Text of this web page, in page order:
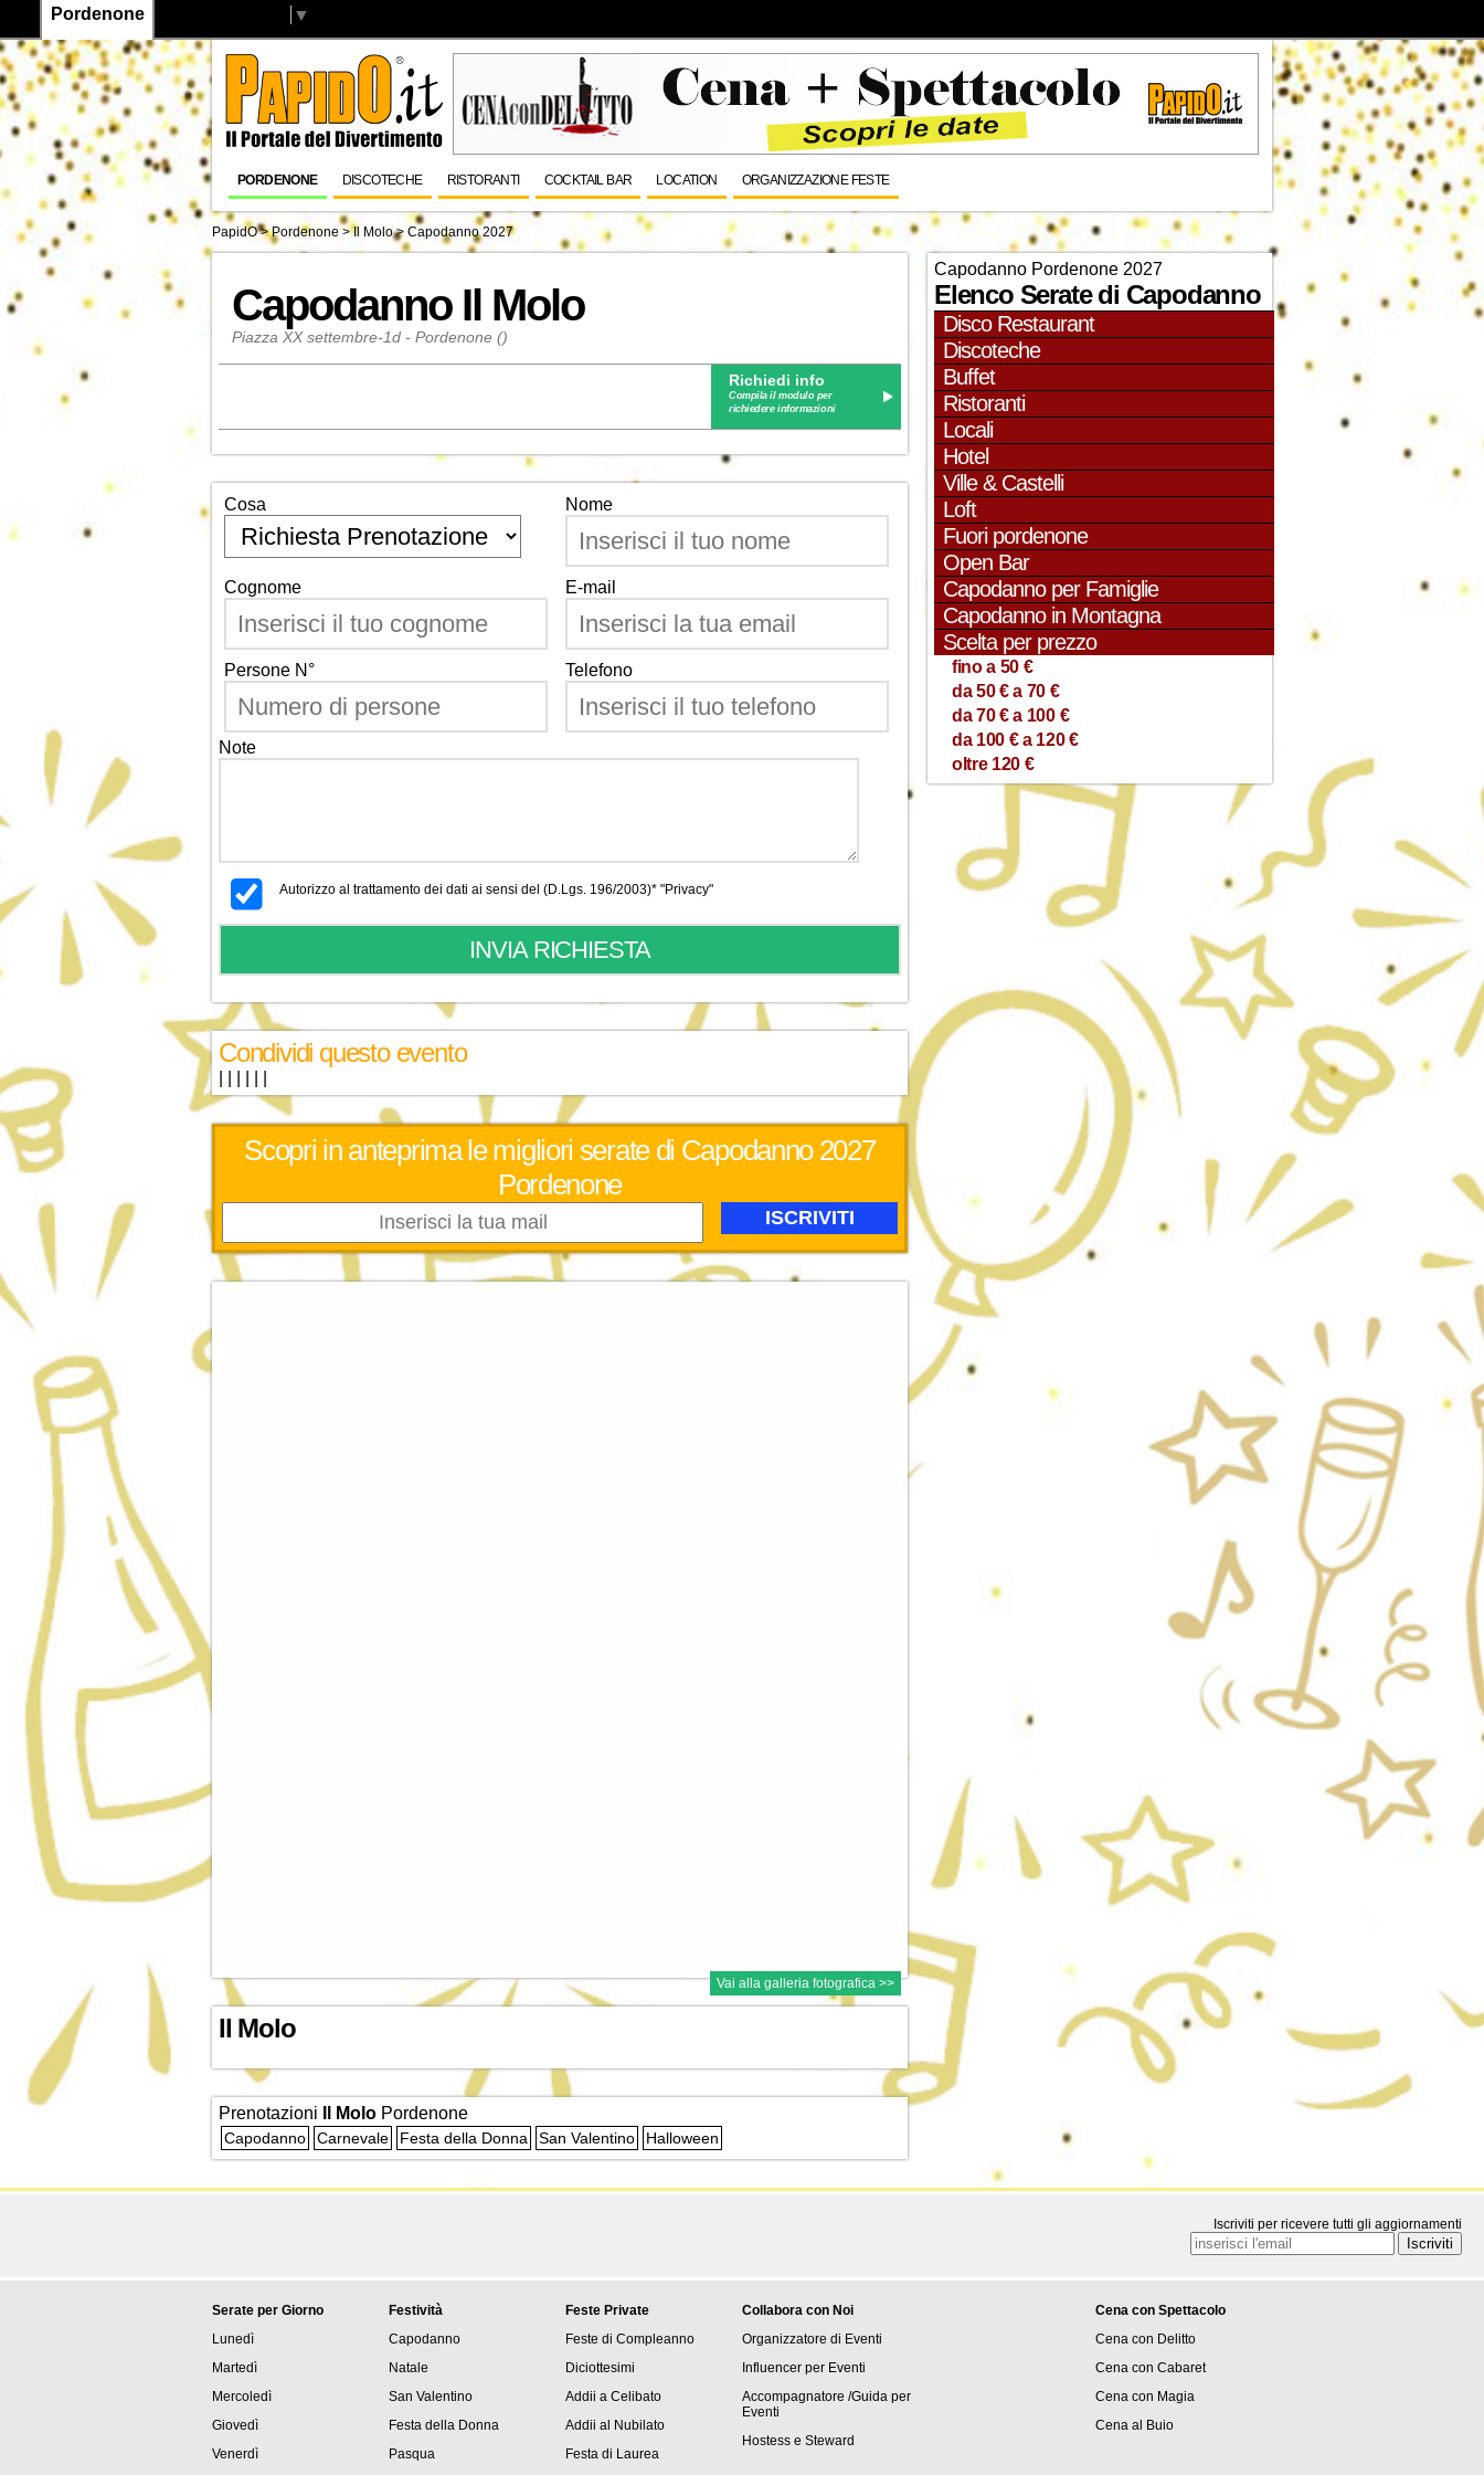
Pordenone ▼
PORDENONE DISCOTECHE RISTORANTI COCKTAIL BAR LOCATION ORGANIZZAZIONE FESTE
PapidO>Pordenone >Il Molo> Capodanno 2027
Capodanno Il Molo
Piazza XX settembre-1d - Pordenone ()
Richiedi info
Compila il modulo per
richiedere informazioni
Cosa Nome
Cognome E-mail
Persone N° Telefono
Note
Autorizzo al trattamento dei dati ai sensi del (D.Lgs. 196/2003)* "Privacy"
Condividi questo evento
Scopri in anteprima le migliori serate di Capodanno 2027
Pordenone
Vai alla galleria fotografica >>
Il Molo
Prenotazioni Il Molo Pordenone
Capodanno Carnevale Festa della Donna San Valentino Halloween
Capodanno Pordenone 2027
Elenco Serate di Capodanno
Disco Restaurant
Discoteche
Buffet
Ristoranti
Locali
Hotel
Ville & Castelli
Loft
Fuori pordenone
Open Bar
Capodanno per Famiglie
Capodanno in Montagna
Scelta per prezzo
fino a 50 €
da 50 € a 70 €
da 70 € a 100 €
da 100 € a 120 €
oltre 120 €
Iscriviti per ricevere tutti gli aggiornamenti
Serate per Giorno
Lunedì
Martedì
Mercoledì
Giovedì
Venerdì
Festività
Capodanno
Natale
San Valentino
Festa della Donna
Pasqua
Feste Private
Feste di Compleanno
Diciottesimi
Addii a Celibato
Addii al Nubilato
Festa di Laurea
Collabora con Noi
Organizzatore di Eventi
Influencer per Eventi
Accompagnatore /Guida per
Eventi
Hostess e Steward
Cena con Spettacolo
Cena con Delitto
Cena con Cabaret
Cena con Magia
Cena al Buio